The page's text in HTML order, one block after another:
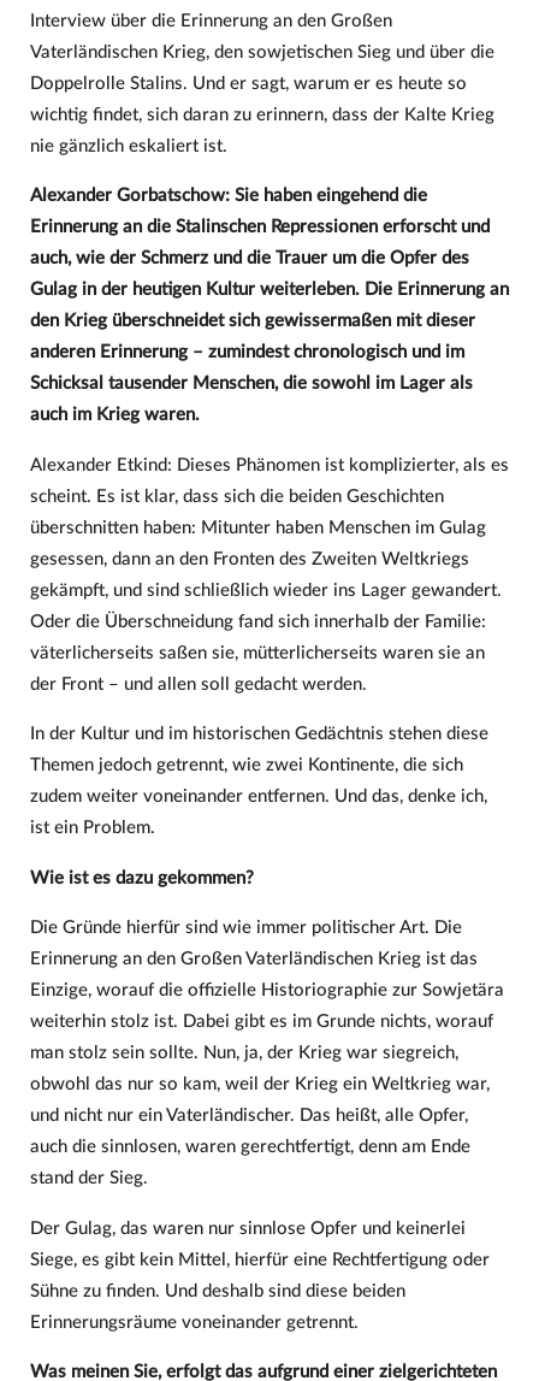
Interview über die Erinnerung an den Großen
Vaterländischen Krieg, den sowjetischen Sieg und über die
Doppelrolle Stalins. Und er sagt, warum er es heute so
wichtig findet, sich daran zu erinnern, dass der Kalte Krieg
nie gänzlich eskaliert ist.
Alexander Gorbatschow: Sie haben eingehend die
Erinnerung an die Stalinschen Repressionen erforscht und
auch, wie der Schmerz und die Trauer um die Opfer des
Gulag in der heutigen Kultur weiterleben. Die Erinnerung an
den Krieg überschneidet sich gewissermaßen mit dieser
anderen Erinnerung – zumindest chronologisch und im
Schicksal tausender Menschen, die sowohl im Lager als
auch im Krieg waren.
Alexander Etkind: Dieses Phänomen ist komplizierter, als es
scheint. Es ist klar, dass sich die beiden Geschichten
überschnitten haben: Mitunter haben Menschen im Gulag
gesessen, dann an den Fronten des Zweiten Weltkriegs
gekämpft, und sind schließlich wieder ins Lager gewandert.
Oder die Überschneidung fand sich innerhalb der Familie:
väterlicherseits saßen sie, mütterlicherseits waren sie an
der Front – und allen soll gedacht werden.
In der Kultur und im historischen Gedächtnis stehen diese
Themen jedoch getrennt, wie zwei Kontinente, die sich
zudem weiter voneinander entfernen. Und das, denke ich,
ist ein Problem.
Wie ist es dazu gekommen?
Die Gründe hierfür sind wie immer politischer Art. Die
Erinnerung an den Großen Vaterländischen Krieg ist das
Einzige, worauf die offizielle Historiographie zur Sowjetära
weiterhin stolz ist. Dabei gibt es im Grunde nichts, worauf
man stolz sein sollte. Nun, ja, der Krieg war siegreich,
obwohl das nur so kam, weil der Krieg ein Weltkrieg war,
und nicht nur ein Vaterländischer. Das heißt, alle Opfer,
auch die sinnlosen, waren gerechtfertigt, denn am Ende
stand der Sieg.
Der Gulag, das waren nur sinnlose Opfer und keinerlei
Siege, es gibt kein Mittel, hierfür eine Rechtfertigung oder
Sühne zu finden. Und deshalb sind diese beiden
Erinnerungsräume voneinander getrennt.
Was meinen Sie, erfolgt das aufgrund einer zielgerichteten